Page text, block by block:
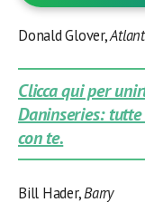
Donald Glover,
Clicca qui per
Daninseries:
con te.
Bill Hader,Barry